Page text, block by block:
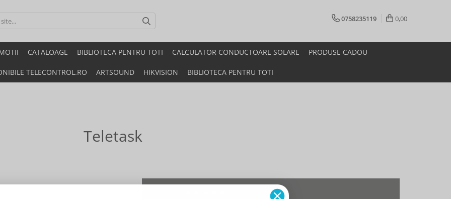
0758235119 0,00
CATALOAGE BIBLIOTECA PENTRU TOTI CALCULATOR CONDUCTOARE SOLARE PRODUSE CADOU
TELECONTROL.RO ARTSOUND HIKVISION BIBLIOTECA PENTRU TOTI
Teletask